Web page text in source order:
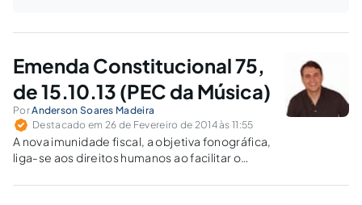
Emenda Constitucional 75,
de 15.10.13 (PEC da Música)
PorAnderson Soares Madeira
Destacado em 26 de Fevereiro de 2014 às 11:55
A nova imunidade fiscal, a objetiva fonográfica,
liga-se aos direitos humanos ao facilitar o
condições financeiras.